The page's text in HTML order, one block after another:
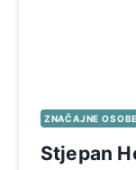
ZNAČAJNE OSOBE
Stjepan